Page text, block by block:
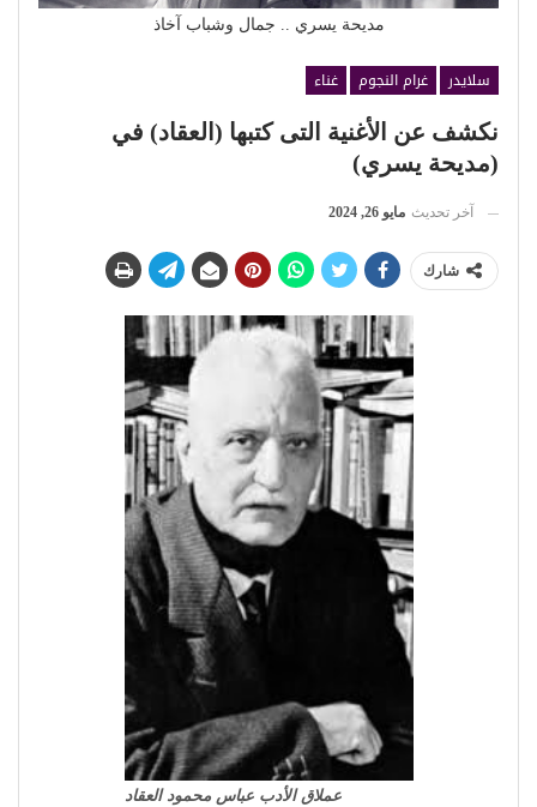
مديحة يسري .. جمال وشباب آخاذ
سلايدر غرام النجوم
غناء
نكشف عن الأغنية التى كتبها (العقاد) في
(مديحة يسري)
آخر تحديث مايو 26, 2024
شارك
عملاق الأدب عباس محمود العقاد